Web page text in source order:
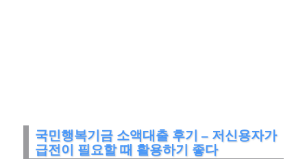
국민행복기금 소액대출 후기 – 저신용자가
급전이 필요할 때 활용하기 좋다